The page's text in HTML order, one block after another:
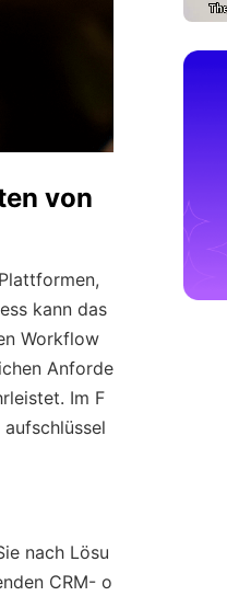
von
kann das
Workflow
Anforde
Im F
nach Lösu
CRM- o